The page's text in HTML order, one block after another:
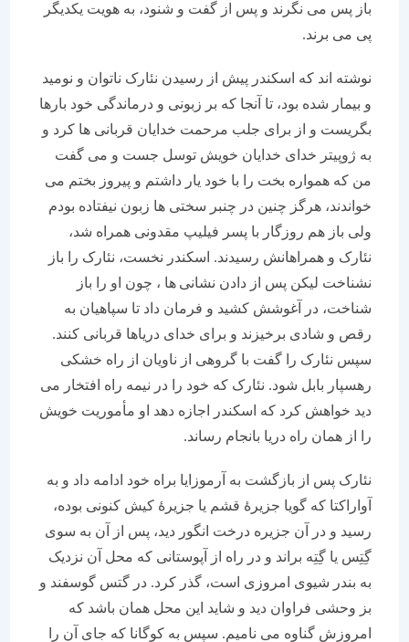
باز پس می نگرند و پس از گفت و شنود، به هویت یکدیگر
پی می برند.
نوشته اند که اسکندر پیش از رسیدن نئارک ناتوان و نومید
و بیمار شده بود، تا آنجا که بر زبونی و درماندگی خود بارها
بگریست و از برای جلب مرحمت خدایان قربانی ها کرد و
به ژوپیتر خدای خدایان خویش توسل جست و می گفت
من که همواره بخت را با خود یار داشتم و پیروز بختم می
خواندند، هرگز چنین در چنبر سختی ها زبون نیفتاده بودم
ولی باز هم روزگار با پسر فیلیپ مقدونی همراه شد،
نئارک و همراهانش رسیدند. اسکندر نخست، نئارک را باز
نشناخت لیکن پس از دادن نشانی ها ، چون او را باز
شناخت، در آغوشش کشید و فرمان داد تا سپاهیان به
رقص و شادی برخیزند و برای خدای دریاها قربانی کنند.
سپس نئارک را گفت با گروهی از ناویان از راه خشکی
رهسپار بابل شود. نئارک که خود را در نیمه راه افتخار می
دید خواهش کرد که اسکندر اجازه دهد او مأموریت خویش
را از همان راه دریا بانجام رساند.
نئارک پس از بازگشت به آرموزایا براه خود ادامه داد و به
آواراکتا که گویا جزیرۀ قشم یا جزیرۀ کیش کنونی بوده،
رسید و در آن جزیره درخت انگور دید، پس از آن به سوی
گِتِس یا گِتِه براند و در راه از آپوستانی که محل آن نزدیک
به بندر شیوی امروزی است، گذر کرد. در گتس گوسفند و
بز وحشی فراوان دید و شاید این محل همان باشد که
امروزش گناوه می نامیم. سپس به کوگانا که جای آن را